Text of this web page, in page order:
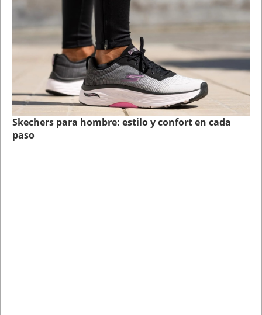
Skechers para hombre: estilo y confort en cada
paso